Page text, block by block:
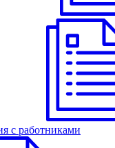
с работниками